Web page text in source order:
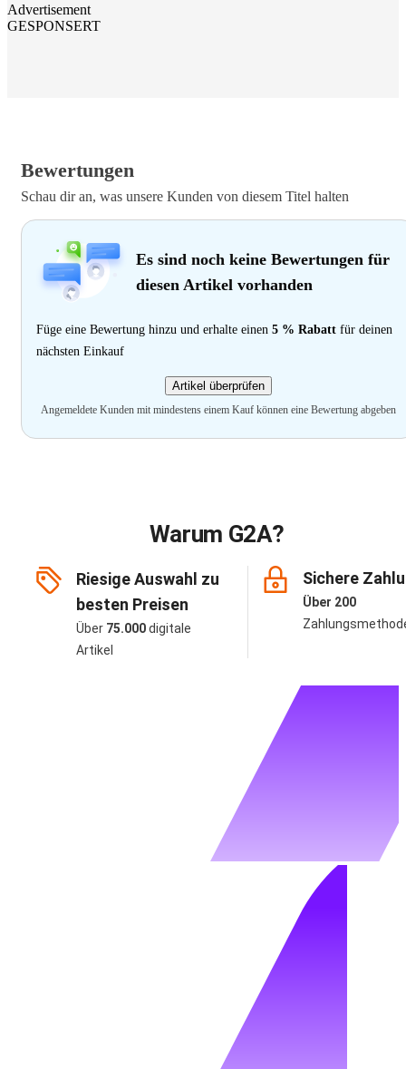
Advertisement
GESPONSERT
Bewertungen
Schau dir an, was unsere Kunden von diesem Titel halten
Es sind noch keine Bewertungen für
diesen Artikel vorhanden
Füge eine Bewertung hinzu und erhalte einen 5 % Rabatt für deinen
nächsten Einkauf
Artikel überprüfen
Angemeldete Kunden mit mindestens einem Kauf können eine Bewertung abgeben
Warum G2A?
Riesige Auswahl zu
besten Preisen
Über 75.000digitale
Artikel
Sichere
Über 200